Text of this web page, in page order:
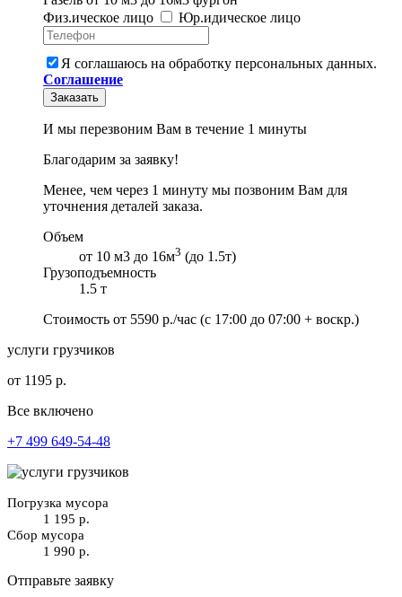
Физ.ическое лицо Юр.идическое лицо
Я соглашаюсь на обработку персональных данных.
Соглашение
Заказать
И мы перезвоним Вам в течение 1 минуты
Благодарим за заявку!
Менее, чем через 1 минуту мы позвоним Вам для
уточнения деталей заказа.
Объем
от 10 м3 до 16м3 (до 1.5т)
Грузоподъемность
1.5 т
Стоимость от 5590 р./час (с 17:00 до 07:00 + воскр.)
услуги грузчиков
от 1195 р.
Все включено
+7 499 649-54-48
Погрузка мусора
1 195 р.
Сбор мусора
1 990 р.
Отправьте заявку